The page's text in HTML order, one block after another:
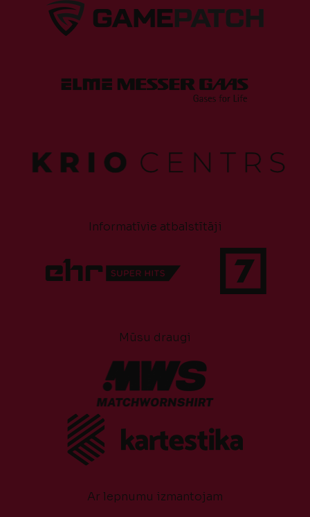
Informatīvie atbalstītāji
Mūsu draugi
Ar lepnumu izmantojam